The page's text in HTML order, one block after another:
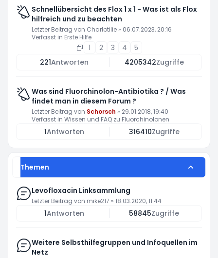
Schnellübersicht des Flox 1 x 1 - Was ist als Flox
hilfreich und zu beachten
Letzter Beitrag von Charlotilie » 06.07.2023, 20:16
Verfasst in Erste Hilfe
1 2 3 4
5
221Antworten 4205342Zugriffe
Was sind Fluorchinolon-Antibiotika ? / Was
findet man in diesem Forum ?
Letzter Beitrag von Schorsch » 29.01.2018, 19:40
Verfasst in Wissen und FAQ zu Fluorchinolonen
1Antworten 316410Zugriffe
Themen
Levofloxacin Linksammlung
Letzter Beitrag von mike217 » 18.03.2020, 11:44
1Antworten 58845Zugriffe
Weitere Selbsthilfegruppen und Infoquellen im
Netz